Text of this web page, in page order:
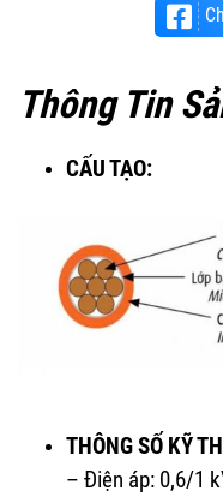
Thông Tin
CẤU TẠO:
THÔNG SỐ KỸ
– Điện áp: 0,6/1